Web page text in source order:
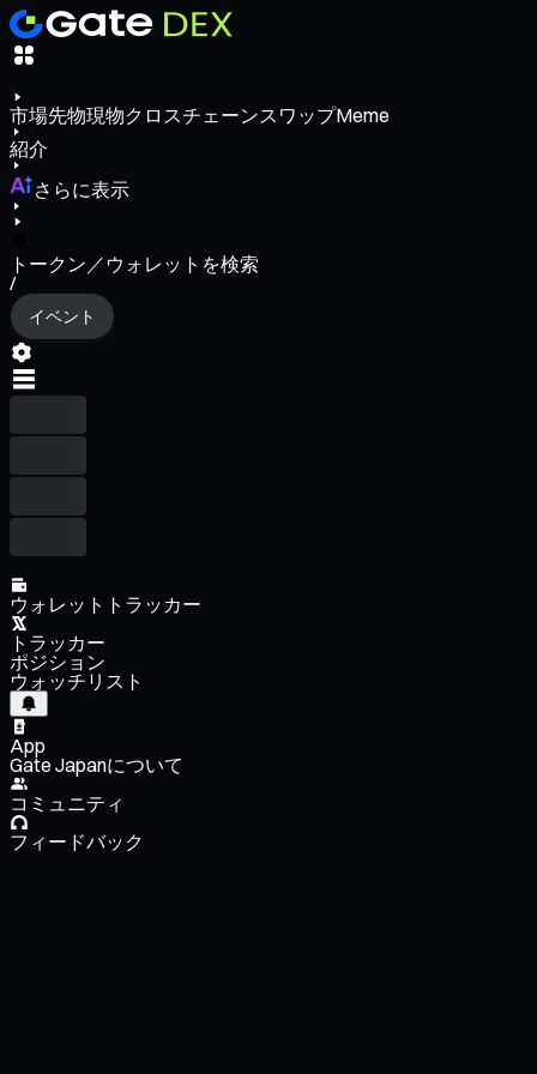
市場先物現物クロスチェーンスワップMeme
紹介
さらに表示
トークン／ウォレットを検索
/
イベント
ウォレットトラッカー
トラッカー
ポジション
ウォッチリスト
App
Gate Japanについて
コミュニティ
フィードバック